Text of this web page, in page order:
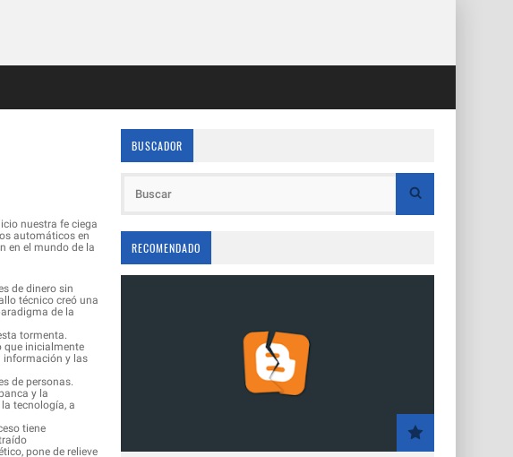
nuestra fe ciega
automáticos en
en el mundo de la
de dinero sin
técnico creó una
de la
tormenta.
que inicialmente
información y las
de personas.
y la
tecnología, a
tiene
pone de relieve
BUSCADOR
RECOMENDADO